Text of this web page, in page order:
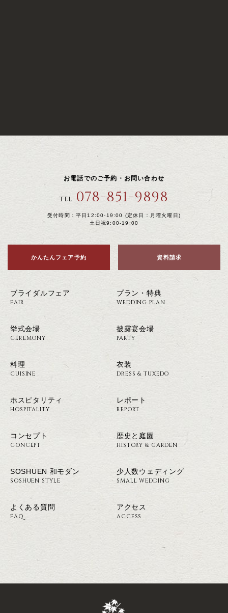
お電話でのご予約・お問い合わせ
TEL 078-851-9898
受付時間：平日12:00-19:00 (定休日：月曜火曜日)
土日祝9:00-19:00
かんたんフェア予約 資料請求
ブライダルフェア
FAIR
プラン・特典
WEDDING PLAN
挙式会場
CEREMONY
披露宴会場
PARTY
料理
CUISINE
衣装
DRESS & TUXEDO
ホスピタリティ
HOSPITALITY
レポート
REPORT
コンセプト
CONCEPT
歴史と庭園
HISTORY & GARDEN
SOSHUEN 和モダン
SOSHUEN STYLE
少人数ウェディング
SMALL WEDDING
よくある質問
FAQ
アクセス
ACCESS